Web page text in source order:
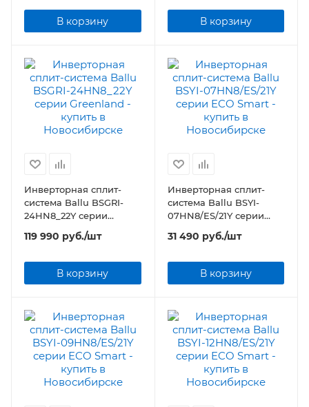
В корзину В корзину
Инверторная сплит-
система Ballu BSGRI-
24HN8_22Y серии
119 990 руб./шт
В корзину
Инверторная сплит-
система Ballu BSYI-
07HN8/ES/21Y серии
31 490 руб./шт
В корзину